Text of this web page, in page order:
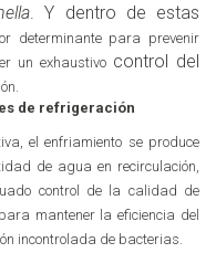
. Y dentro de estas
determinante para prevenir
un exhaustivo control del
de refrigeración
el enfriamiento se produce
de agua en recirculación,
control de la calidad de
mantener la eficiencia del
incontrolada de bacterias.